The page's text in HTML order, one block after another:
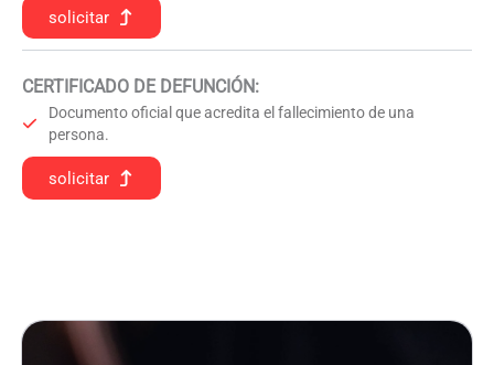
solicitar
CERTIFICADO DE DEFUNCIÓN:
Documento oficial que acredita el fallecimiento de una
persona.
solicitar